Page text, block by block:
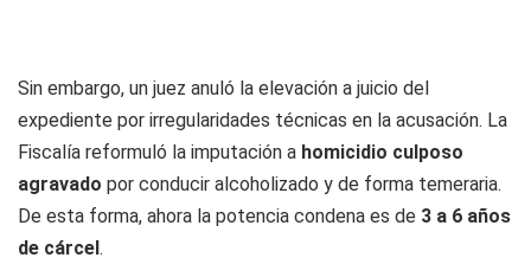
Sin embargo, un juez anuló la elevación a juicio del
expediente por irregularidades técnicas en la acusación. La
Fiscalía reformuló la imputación a homicidio culposo
agravado por conducir alcoholizado y de forma temeraria.
De esta forma, ahora la potencia condena es de 3 a 6 años
de cárcel.